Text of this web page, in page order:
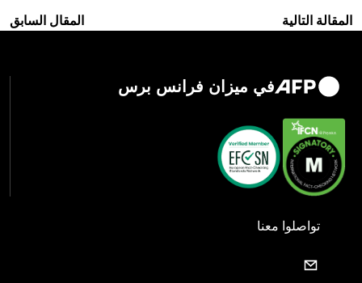
المقالة التالية المقال السابق
في ميزان فرانس برس
تواصلوا معنا